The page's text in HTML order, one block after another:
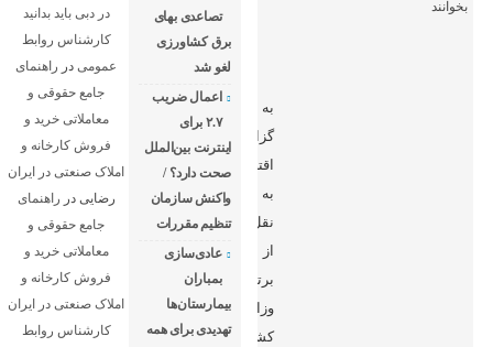
به
گزارش
اقتصادآنلاین
به
نقل
از
برترین‌ها،
وزارت
کشور
تصاعدی بهای
برق کشاورزی
لغو شد
اعمال ضریب
۲.۷ برای
اینترنت بین‌الملل
صحت دارد؟ /
واکنش سازمان
تنظیم مقررات
عادی‌سازی
بمباران
بیمارستان‌ها
تهدیدی برای همه
در دبی باید بدانید
کارشناس روابط
عمومیدر راهنمای
جامع حقوقی و
معاملاتی خرید و
فروش کارخانه و
املاک صنعتی در ایران
رضایی در راهنمای
جامع حقوقی و
معاملاتی خرید و
فروش کارخانه و
املاک صنعتی در ایران
کارشناس روابط